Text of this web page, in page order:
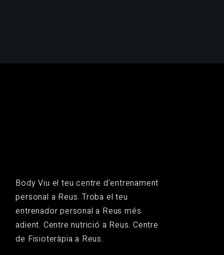
Body Viu el teu centre d’entrenament
personal a Reus. Troba el teu
entrenador personal a Reus més
adient. Centre nutrició a Reus. Centre
de Fisioteràpia a Reus.